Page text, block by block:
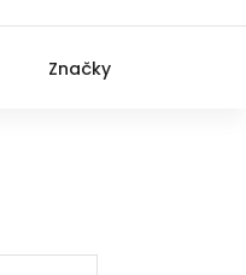
Značky